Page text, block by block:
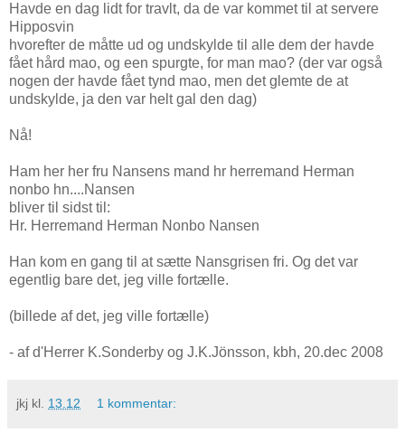
Havde en dag lidt for travlt, da de var kommet til at servere
Hipposvin
hvorefter de måtte ud og undskylde til alle dem der havde
fået hård mao, og een spurgte, for man mao? (der var også
nogen der havde fået tynd mao, men det glemte de at
undskylde, ja den var helt gal den dag)
Nå!
Ham her her fru Nansens mand hr herremand Herman
nonbo hn....Nansen
bliver til sidst til:
Hr. Herremand Herman Nonbo Nansen
Han kom en gang til at sætte Nansgrisen fri. Og det var
egentlig bare det, jeg ville fortælle.
(billede af det, jeg ville fortælle)
- af d'Herrer K.Sonderby og J.K.Jönsson, kbh, 20.dec 2008
jkj kl. 13.12 1 kommentar: